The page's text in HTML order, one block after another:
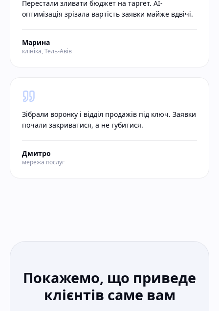
Перестали зливати бюджет на таргет. AI-
оптимізація зрізала вартість заявки майже вдвічі.
Марина
клініка, Тель-Авів
Зібрали воронку і відділ продажів під ключ. Заявки
почали закриватися, а не губитися.
Дмитро
мережа послуг
Покажемо, що приведе
клієнтів саме вам